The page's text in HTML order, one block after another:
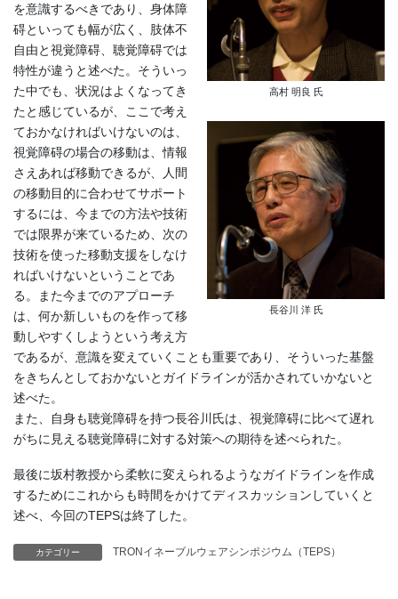
高村 明良 氏
長谷川 洋 氏
を意識するべきであり、身体障
碍といっても幅が広く、肢体不
自由と視覚障碍、聴覚障碍では
特性が違うと述べた。そういっ
た中でも、状況はよくなってき
たと感じているが、ここで考え
ておかなければいけないのは、
視覚障碍の場合の移動は、情報
さえあれば移動できるが、人間
の移動目的に合わせてサポート
するには、今までの方法や技術
では限界が来ているため、次の
技術を使った移動支援をしなけ
ればいけないということであ
る。また今までのアプローチ
は、何か新しいものを作って移
動しやすくしようという考え方
であるが、意識を変えていくことも重要であり、そういった基盤
をきちんとしておかないとガイドラインが活かされていかないと
述べた。
また、自身も聴覚障碍を持つ長谷川氏は、視覚障碍に比べて遅れ
がちに見える聴覚障碍に対する対策への期待を述べられた。
最後に坂村教授から柔軟に変えられるようなガイドラインを作成
するためにこれからも時間をかけてディスカッションしていくと
述べ、今回のTEPSは終了した。
カテゴリー TRONイネーブルウェアシンポジウム（TEPS）